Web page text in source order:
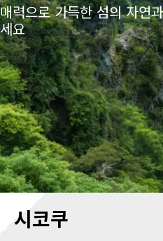
매력으로 가득한 섬의 자연
세요
시코쿠